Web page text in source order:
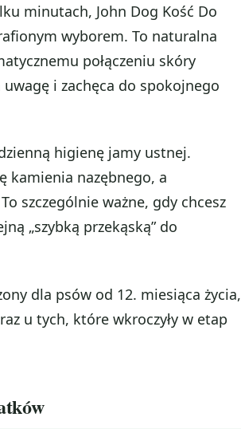
minutach, John Dog Kość Do
wyborem. To naturalna
połączeniu skóry
i zachęca do spokojnego
higienę jamy ustnej.
kamienia nazębnego, a
szczególnie ważne, gdy chcesz
„szybką przekąską” do
dla psów od 12. miesiąca życia,
u tych, które wkroczyły w etap